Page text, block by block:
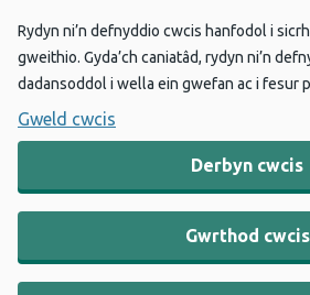
Rydyn ni’n defnyddio cwcis hanfodol i
gweithio. Gyda’ch caniatâd, rydyn ni’n
dadansoddol i wella ein gwefan ac i fesur
Gweld cwcis
Derbyn cwcis
Gwrthod cwcis